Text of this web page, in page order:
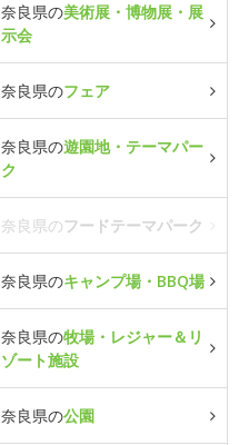
奈良県の美術展・博物展・展
示会
奈良県のフェア
奈良県の遊園地・テーマパー
ク
奈良県のフードテーマパーク
奈良県のキャンプ場・BBQ場
奈良県の牧場・レジャー＆リ
ゾート施設
奈良県の公園